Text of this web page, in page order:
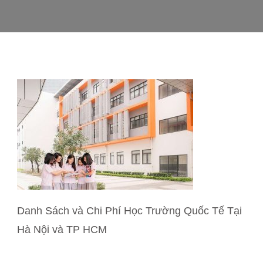
Danh Sách và Chi Phí Học Trường Quốc Tế Tại
Hà Nội và TP HCM